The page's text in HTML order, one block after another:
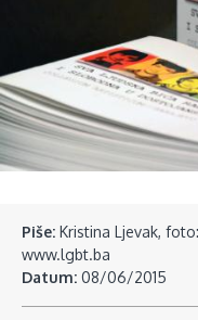
Piše: Kristina Ljevak,
www.lgbt.ba
Datum: 08/06/2015